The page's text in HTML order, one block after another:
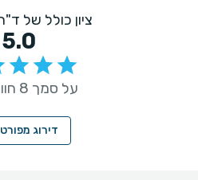
ציון כולל של
5.0
על סמך 8 חוות דעת
דירוג מפורט